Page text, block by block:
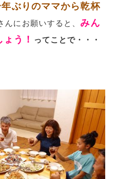
ぶりのママから乾杯
んにお願いすると、みん
う！
ってことで・・・